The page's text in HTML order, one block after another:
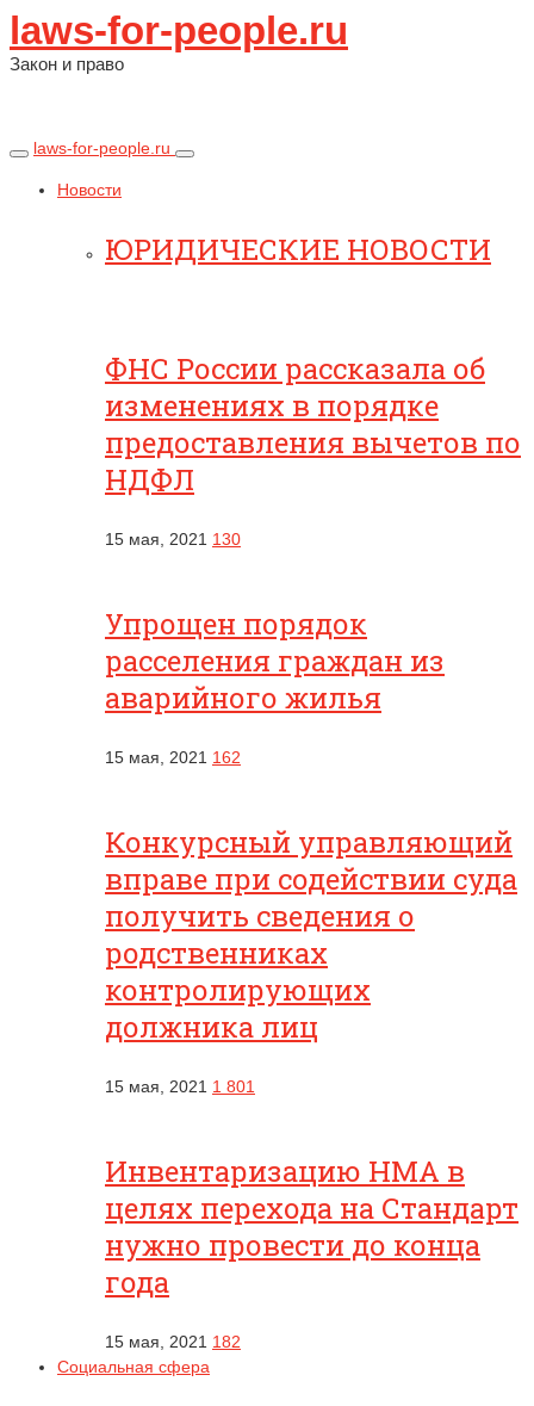
laws-for-people.ru
Закон и право
laws-for-people.ru
Новости
ЮРИДИЧЕСКИЕ НОВОСТИ
ФНС России рассказала об
изменениях в порядке
предоставления вычетов по
НДФЛ
15 мая, 2021 130
Упрощен порядок
расселения граждан из
аварийного жилья
15 мая, 2021 162
Конкурсный управляющий
вправе при содействии суда
получить сведения о
родственниках
контролирующих
должника лиц
15 мая, 2021 1 801
Инвентаризацию НМА в
целях перехода на Стандарт
нужно провести до конца
года
15 мая, 2021 182
Социальная сфера